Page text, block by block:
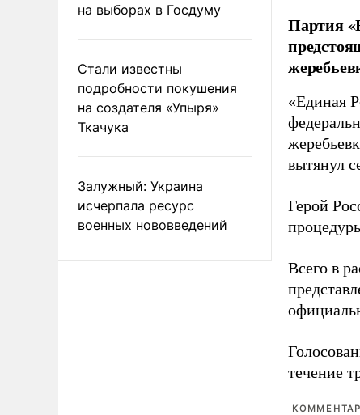
на выборах в Госдуму
Стали известны
подробности покушения
на создателя «Упыря»
Ткачука
Залужный: Украина
исчерпала ресурс
военных нововведений
Партия
«Единая
вытянул
Герой
Всего в
течение